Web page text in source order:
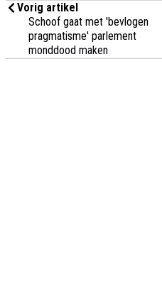
Vorig artikel
Schoof gaat met 'bevlogen
pragmatisme' parlement
monddood maken